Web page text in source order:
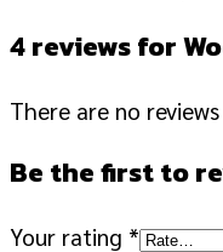
4 reviews for
There are no
Be the first to
Your rating *